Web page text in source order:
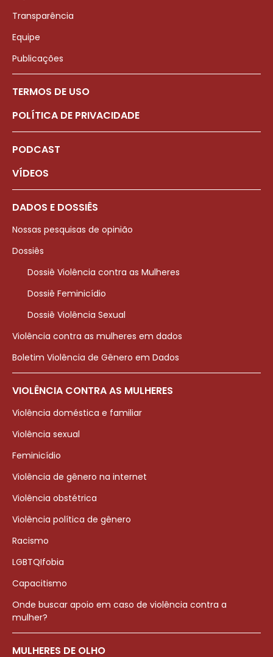
Transparência
Equipe
Publicações
TERMOS DE USO
POLÍTICA DE PRIVACIDADE
PODCAST
VÍDEOS
DADOS E DOSSIÊS
Nossas pesquisas de opinião
Dossiês
Dossiê Violência contra as Mulheres
Dossiê Feminicídio
Dossiê Violência Sexual
Violência contra as mulheres em dados
Boletim Violência de Gênero em Dados
VIOLÊNCIA CONTRA AS MULHERES
Violência doméstica e familiar
Violência sexual
Feminicídio
Violência de gênero na internet
Violência obstétrica
Violência política de gênero
Racismo
LGBTQIfobia
Capacitismo
Onde buscar apoio em caso de violência contra a
mulher?
MULHERES DE OLHO